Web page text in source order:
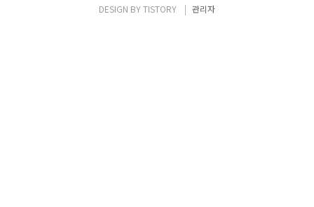
DESIGN BYTISTORY 관리자